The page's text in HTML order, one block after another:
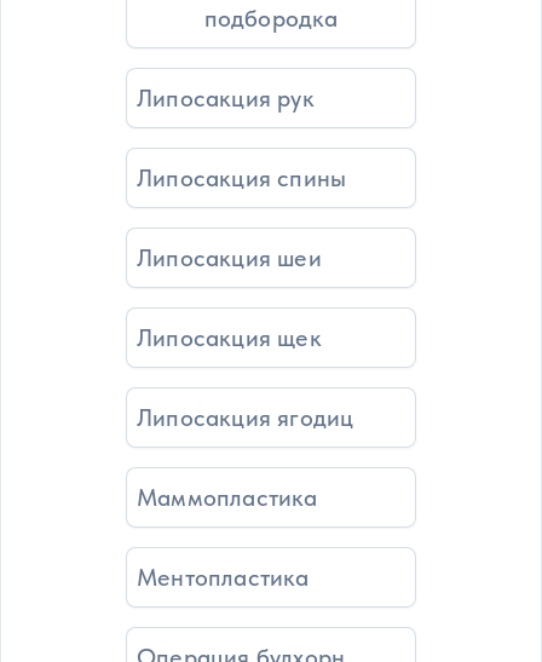
подбородка
Липосакция рук
Липосакция спины
Липосакция шеи
Липосакция щек
Липосакция ягодиц
Маммопластика
Ментопластика